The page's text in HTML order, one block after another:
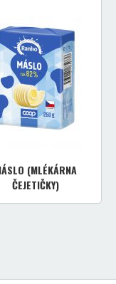
(MLÉKÁRNA
ČEJETIČKY)